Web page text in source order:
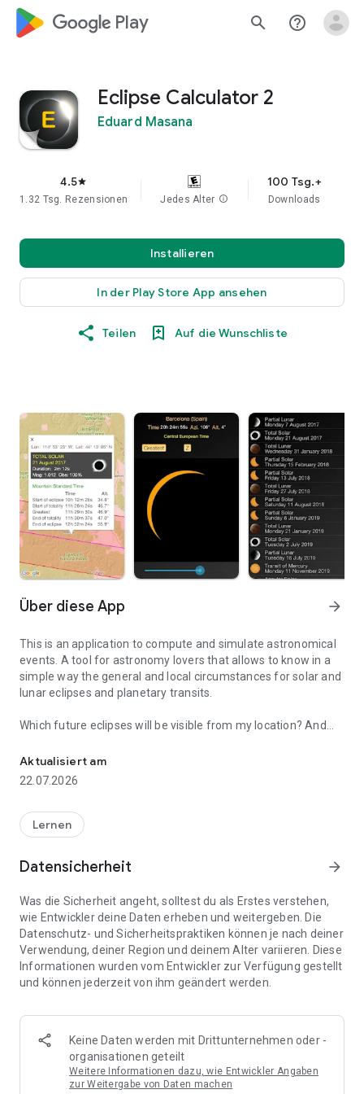
google_logo Play search help_outline
Eclipse Calculator 2
Eduard Masana
4.5star
1.32 Tsg. Rezensionen Jedes Alter info
100 Tsg.+
Downloads
Installieren
In der Play Store App ansehen
Teilen Auf die Wunschliste
Über diese App arrow_forward
This is an application to compute and simulate astronomical
events. A tool for astronomy lovers that allows to know in a
simple way the general and local circumstances for solar and
lunar eclipses and planetary transits.
Which future eclipses will be visible from my location? And
last? And in the past, how many eclipses have there been? All
these and many other questions about both, eclipses and
thanks to this application.
transits between 1900 and 2100 (extendable to 1550 - 2300).
* Computation of general circumstances of the
phenomenon, including global visibility maps.
* Computation of the local circumstances of the
duration, altitude of the Sun or Moon above the horizon, ...)
* Interactive maps to know the circumstances of the eclipse.
* Simulation of the phenomenon from your observational
Aktualisiert am
22.07.2026
Lernen
Datensicherheit arrow_forward
Was die Sicherheit angeht, solltest du als Erstes verstehen,
wie Entwickler deine Daten erheben und weitergeben. Die
Datenschutz- und Sicherheitspraktiken können je nach deiner
Verwendung, deiner Region und deinem Alter variieren. Diese
Informationen wurden vom Entwickler zur Verfügung gestellt
und können jederzeit von ihm geändert werden.
Keine Daten werden mit Drittunternehmen oder -
organisationen geteilt
Weitere Informationen dazu, wie Entwickler Angaben
zur Weitergabe von Daten machen